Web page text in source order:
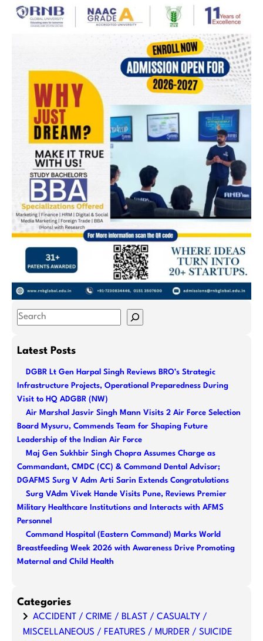
S
aLatest Posts
DGBR Lt Gen Harpal Singh Reviews BRO’s Strategic
Infrastructure Projects, Operational Preparedness During
Visit to HQ ADGBR (NW)
Air Marshal Jasvir Singh Mann Visits 2 Air Force Selection
Board Mysuru, Commends Team for Shaping Future
Leadership of the Indian Air Force
Maj Gen Sukhbir Singh Chopra Assumes Charge as
Commandant, CMDC (CC) & Command Dental Advisor;
DGAFMS Surg V Adm Arti Sarin Extends Congratulations
Surg VAdm Vivek Hande Visits Pune, Reviews Premier
Military Healthcare Institutions and Interacts with AFMS
Personnel
Command Hospital (Eastern Command) Marks World
Breastfeeding Week 2026 with Awareness Drive Promoting
Maternal and Child Health
Categories
ACCIDENT / CRIME / BLAST / CASUALTY /
MISCELLANEOUS / FEATURES / MURDER / SUICIDE